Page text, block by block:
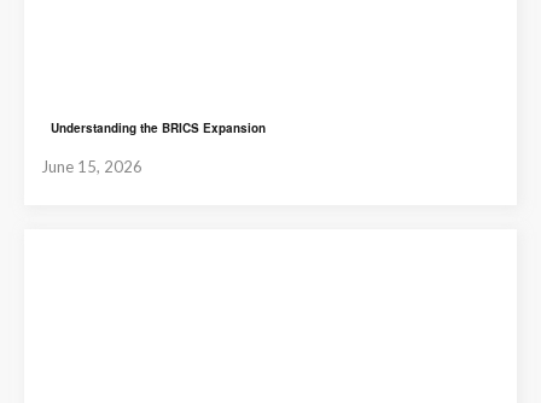
Understanding the BRICS Expansion
June 15, 2026